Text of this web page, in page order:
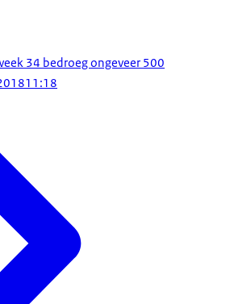
34 bedroeg ongeveer 500
11:18